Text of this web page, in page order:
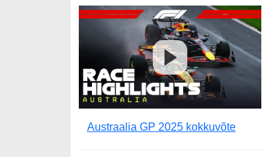
Austraalia GP 2025 kokkuvõte